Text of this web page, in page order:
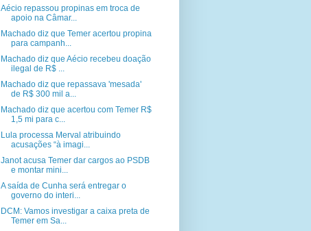
Aécio repassou propinas em troca de
apoio na Câmar...
Machado diz que Temer acertou propina
para campanh...
Machado diz que Aécio recebeu doação
ilegal de R$ ...
Machado diz que repassava 'mesada'
de R$ 300 mil a...
Machado diz que acertou com Temer R$
1,5 mi para c...
Lula processa Merval atribuindo
acusações “à imagi...
Janot acusa Temer dar cargos ao PSDB
e montar mini...
A saída de Cunha será entregar o
governo do interi...
DCM: Vamos investigar a caixa preta de
Temer em Sa...